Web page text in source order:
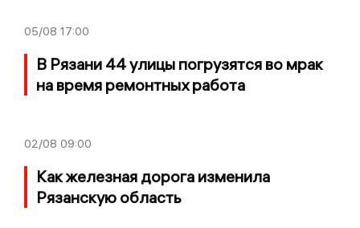
05/08 17:00
В Рязани 44 улицы погрузятся во мрак
на время ремонтных работа
02/08 09:00
Как железная дорога изменила
Рязанскую область